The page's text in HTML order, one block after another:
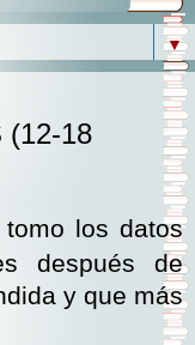
▼
(12-18
los datos
después de
y que más